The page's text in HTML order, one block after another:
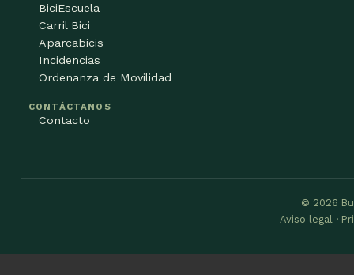
BiciEscuela
Carril Bici
Aparcabicis
Incidencias
Ordenanza de Movilidad
CONTÁCTANOS
Contacto
© 2026
Aviso legal ·